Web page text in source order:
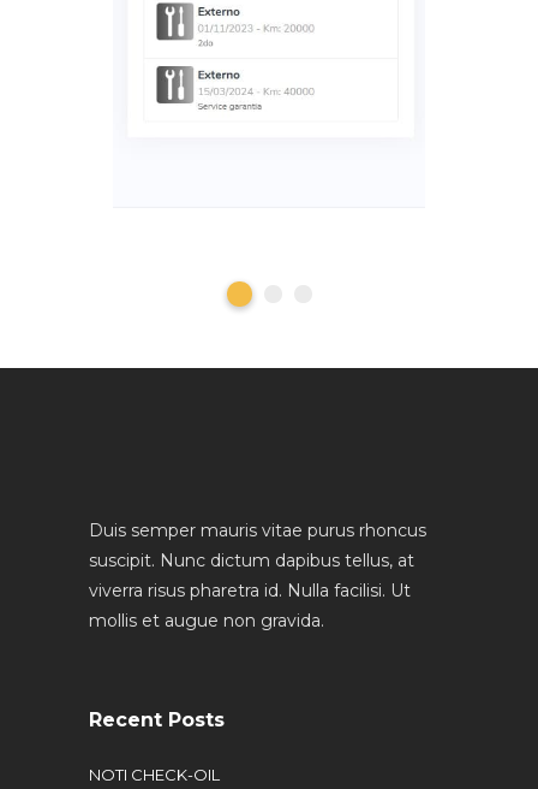
Duis semper mauris vitae purus rhoncus
suscipit. Nunc dictum dapibus tellus, at
viverra risus pharetra id. Nulla facilisi. Ut
mollis et augue non gravida.
Recent Posts
NOTI CHECK-OIL